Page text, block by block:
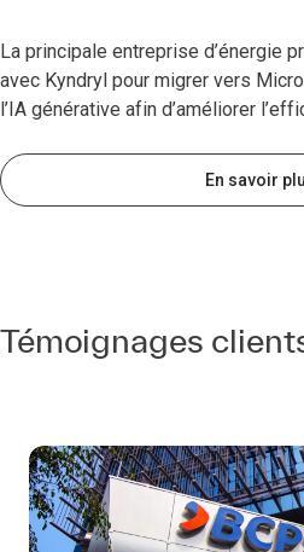
La principale entreprise d’énergie
avec Kyndryl pour migrer vers
l’IA générative afin d’améliorer
En savoir
Témoignages